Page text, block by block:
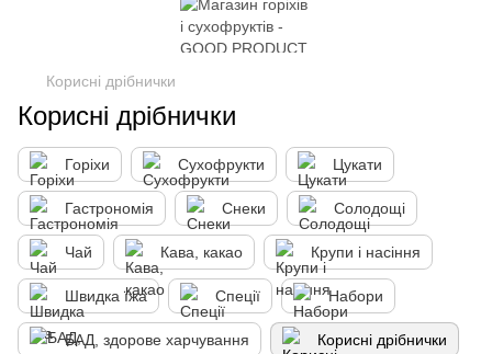
Корисні дрібнички
Корисні дрібнички
Горіхи Сухофрукти Цукати
Гастрономія Снеки Солодощі
Чай Кава, какао Крупи і насіння
Швидка їжа Спеції Набори
БАД, здорове харчування Корисні дрібнички